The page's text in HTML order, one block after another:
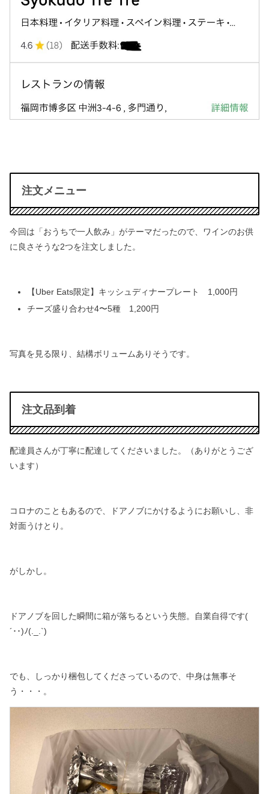
注文メニュー
今回は「おうちで一人飲み」がテーマだったので、
ワインのお供
に良さそうな2つを注文しました。
【Uber Eats限定】キッシュディナープレート 1,000円
チーズ盛り合わせ4〜5種 1,200円
写真を見る限り、結構ボリュームありそうです。
注文品到着
配達員さんが丁寧に配達してくださいました。（ありがとうござ
います）
コロナのこともあるので、ドアノブにかけるようにお願いし、非
対面うけとり。
がしかし。
ドアノブを回した瞬間に箱が落ちるという失態。
自業自得です(
´･･)ﾉ(._.`)
でも、しっかり梱包してくださっているので、 中身は無事そ
う・・・。